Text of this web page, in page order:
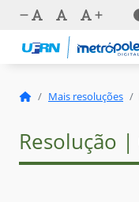
Mais resoluções
Resolução |